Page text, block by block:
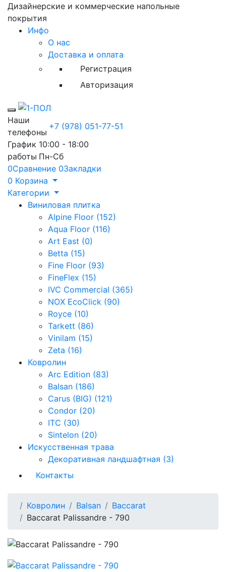
Дизайнерские и коммерческие напольные
покрытия
Инфо
О нас
Доставка и оплата
Регистрация
Авторизация
Toggle mobile menu
Наши
телефоны
+7 (978) 051-77-51
График
работы
10:00 - 18:00
Пн-Сб
0Сравнение 0Закладки
0 Корзина
Категории
Виниловая плитка
Alpine Floor (152)
Aqua Floor (116)
Art East (0)
Betta (15)
Fine Floor (93)
FineFlex (15)
IVC Commercial (365)
NOX EcoClick (90)
Royce (10)
Tarkett (86)
Vinilam (15)
Zeta (16)
Ковролин
Arc Edition (83)
Balsan (186)
Carus (BIG) (121)
Condor (20)
ITC (30)
Sintelon (20)
Искусственная трава
Декоративная ландшафтная (3)
Контакты
Ковролин Balsan
Baccarat
Baccarat Palissandre - 790